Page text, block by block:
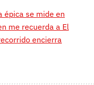
épica se mide en
me recuerda a El
encierra